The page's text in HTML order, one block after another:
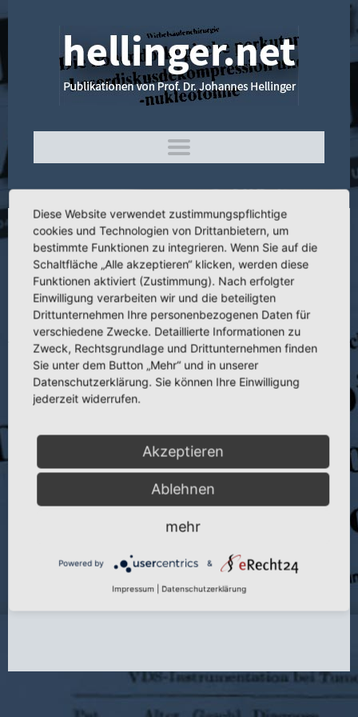
3.148 Die Erzeugung oligotropher
Pseudoarthrosen durch Anwendung tiefer
Temperaturen und deren Stimulation mit
bipolaren Rechteckimpulsfolgen und
Interferenzstrom
Titel:Die Erzeugung oligotropher Pseudoarthrosen durch Anwendung
Beitr. Orthop. u. Traumatol. 31 (1984)
Diese Website verwendet zustimmungspflichtige
cookies und Technologien von Drittanbietern, um
bestimmte Funktionen zu integrieren. Wenn Sie auf die
Schaltfläche „Alle akzeptieren“ klicken, werden diese
Funktionen aktiviert (Zustimmung). Nach erfolgter
Einwilligung verarbeiten wir und die beteiligten
Drittunternehmen Ihre personenbezogenen Daten für
verschiedene Zwecke. Detaillierte Informationen zu
Zweck, Rechtsgrundlage und Drittunternehmen finden
Sie unter dem Button „Mehr“ und in unserer
Datenschutzerklärung. Sie können Ihre Einwilligung
jederzeit widerrufen.
Akzeptieren
Ablehnen
mehr
Powered by &
Impressum Datenschutzerklärung